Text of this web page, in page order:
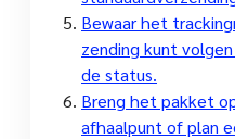
Bewaar het
zending kunt
de status.
Breng het pakket
afhaalpunt of plan